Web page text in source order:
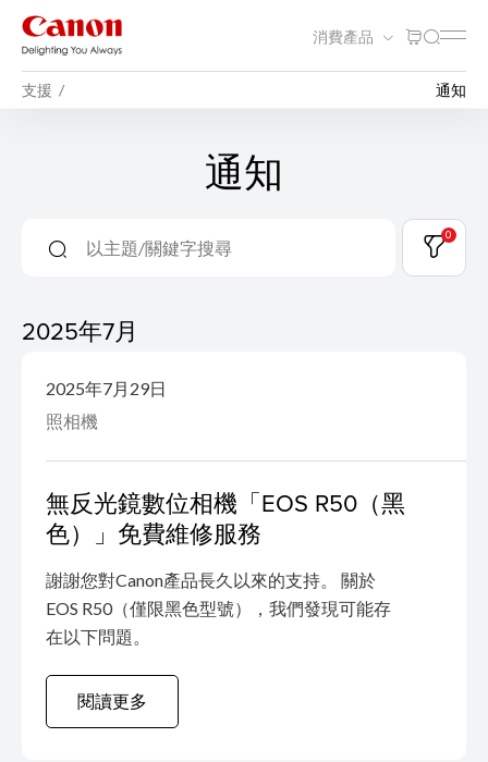
消費產品
支援 通知
通知
0
2025年7月
2025年7月29日
照相機
無反光鏡數位相機「EOS R50（黑
色）」免費維修服務
謝謝您對Canon產品長久以來的支持。 關於
EOS R50（僅限黑色型號），我們發現可能存
在以下問題。
閱讀更多